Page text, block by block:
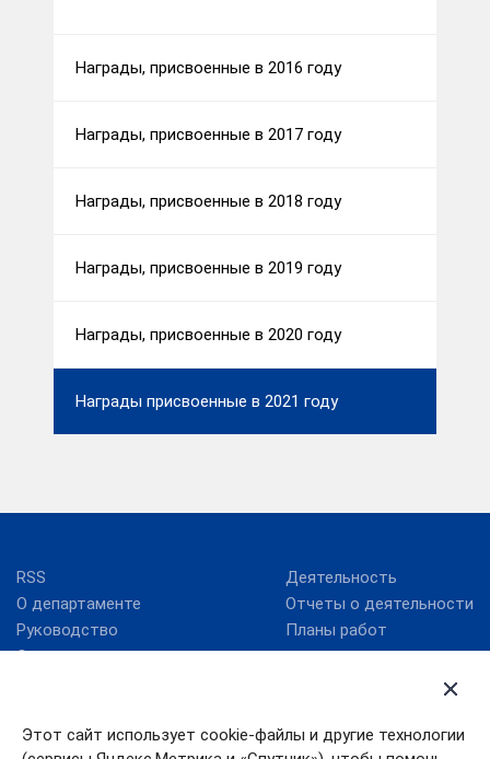
Этот сайт использует cookie-файлы и другие технологии
Награды, присвоенные в 2016 году
Награды, присвоенные в 2017 году
Награды, присвоенные в 2018 году
Награды, присвоенные в 2019 году
Награды, присвоенные в 2020 году
Награды присвоенные в 2021 году
RSS
О департаменте
Руководство
Структура
Деятельность
Отчеты о деятельности
Планы работ
сфере строительства
Карта сайта
Театральная, д. 16 Тел. 8